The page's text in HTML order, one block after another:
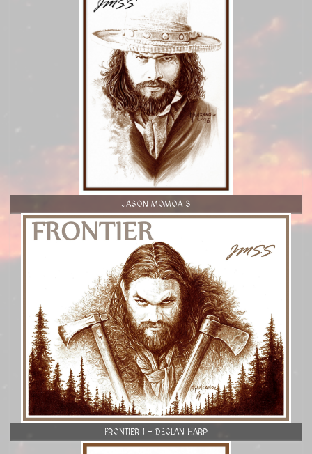
JASON MOMOA 3
FRONTIER 1 - DECLAN HARP